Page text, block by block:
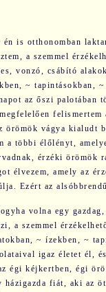
is otthonomban
a szemmel
vonzó, csábító
~ tapintásokban,
az őszi palotában
örömök vágya kialudt
a többi élőlényt,
érzéki örömök
élvezem, amely az
Ezért az
volna egy
a szemmel
~ ízekben, ~
igaz életet él,
égi kéjkertben, égi
házigazda fiát, aki az